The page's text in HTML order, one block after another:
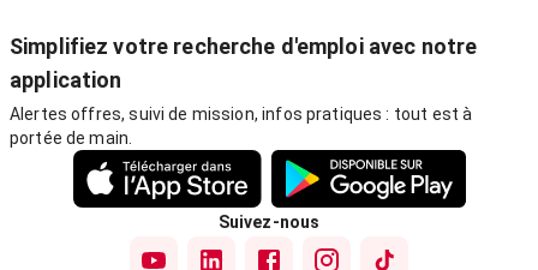
Simplifiez votre recherche d'emploi avec notre
application
Alertes offres, suivi de mission, infos pratiques : tout est à
portée de main.
Suivez-nous